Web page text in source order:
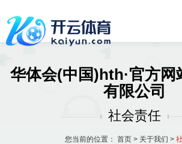
华体会(中国)hth·官方网
有限公司
社会责任
您当前的位置： 首页> 关于我们 >